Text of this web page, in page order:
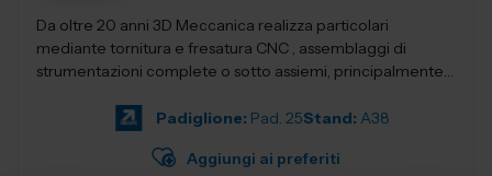
Da oltre 20 anni 3D Meccanica realizza particolari
mediante tornitura e fresatura CNC , assemblaggi di
strumentazioni complete o sotto assiemi, principalmente
Padiglione: Pad. 25Stand: A38
Aggiungi ai preferiti